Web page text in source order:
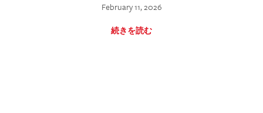
February 11, 2026
続きを読む